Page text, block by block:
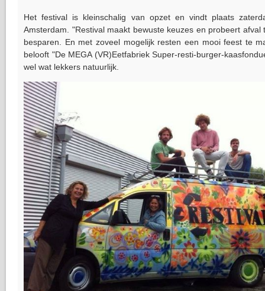
Het festival is kleinschalig van opzet en vindt plaats
Amsterdam. "Restival maakt bewuste keuzes en probeert afval
besparen. En met zoveel mogelijk resten een mooi feest te
belooft "De MEGA (VR)Eetfabriek Super-resti-burger-
wel wat lekkers natuurlijk.